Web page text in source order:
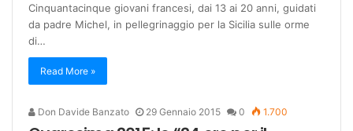
Cinquantacinque giovani francesi, dai 13 ai 20 anni, guidati
da padre Michel, in pellegrinaggio per la Sicilia sulle orme
di…
Read More »
Don Davide Banzato 29 Gennaio 2015 0 1.700